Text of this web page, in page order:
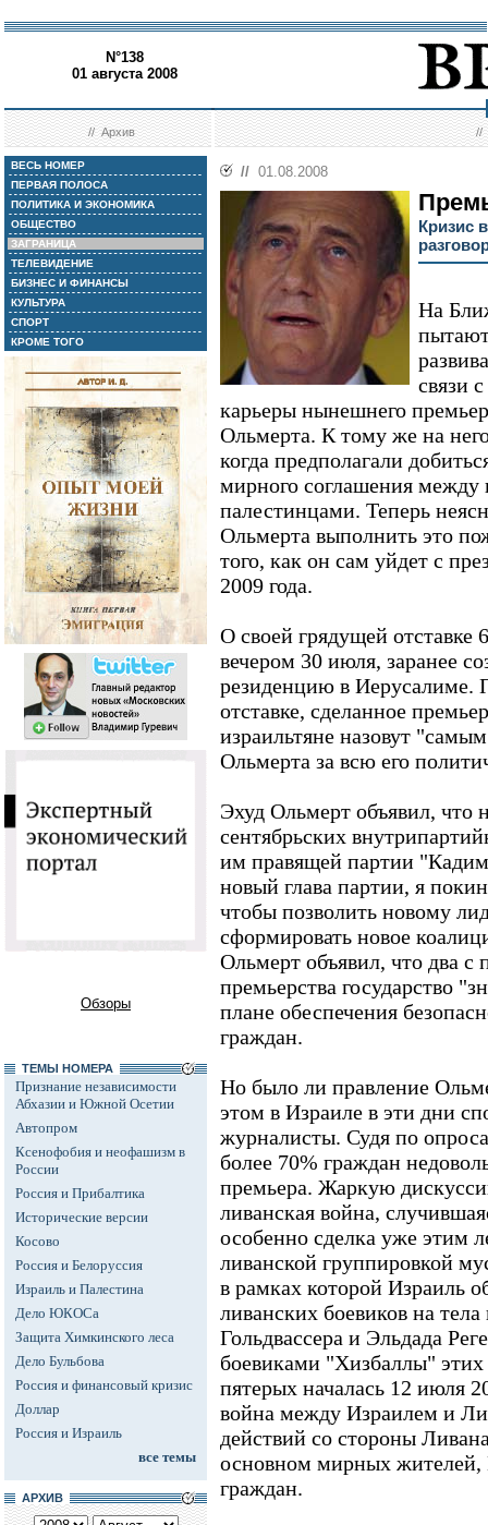
N°138
01 августа 2008
//Архив //
ВЕСЬ НОМЕР
ПЕРВАЯ ПОЛОСА
ПОЛИТИКА И ЭКОНОМИКА
ОБЩЕСТВО
ЗАГРАНИЦА
ТЕЛЕВИДЕНИЕ
БИЗНЕС И ФИНАНСЫ
КУЛЬТУРА
СПОРТ
КРОМЕ ТОГО
Обзоры
ТЕМЫ НОМЕРА
Признание независимости
Абхазии и Южной Осетии
Автопром
Ксенофобия и неофашизм в
России
Россия и Прибалтика
Исторические версии
Косово
Россия и Белоруссия
Израиль и Палестина
Дело ЮКОСа
Защита Химкинского леса
Дело Бульбова
Россия и финансовый кризис
Доллар
Россия и Израиль
все темы
АРХИВ
// 01.08.2008
Кризис
На
связи
карьеры нынешнего
Ольмерта. К тому же на
когда предполагали
мирного соглашения между
палестинцами. Теперь
Ольмерта выполнить это
того, как он сам уйдет с
2009 года.
О своей грядущей отставке
вечером 30 июля, заранее
резиденцию в Иерусалиме.
отставке, сделанное
израильтяне назовут
Ольмерта за всю его
Эхуд Ольмерт объявил, что
сентябрьских
им правящей партии
новый глава партии, я
чтобы позволить новому
сформировать новое
Ольмерт объявил, что два с
премьерства государство
плане обеспечения
граждан.
Но было ли правление
этом в Израиле в эти дни
журналисты. Судя по
более 70% граждан
премьера. Жаркую
ливанская война,
особенно сделка уже этим
ливанской группировкой
в рамках которой Израиль
ливанских боевиков на
Гольдвассера и Эльдада
боевиками "Хизбаллы" этих
пятерых началась 12 июля
война между Израилем и
действий со стороны
основном мирных жителей,
граждан.